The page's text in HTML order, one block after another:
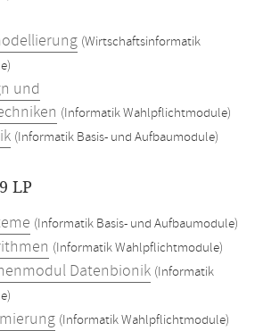
(Wirtschaftsinformatik
und
(Informatik Wahlpflichtmodule)
(Informatik Basis- und Aufbaumodule)
LP
(Informatik Basis- und Aufbaumodule)
(Informatik Wahlpflichtmodule)
Datenbionik (Informatik
(Informatik Wahlpflichtmodule)